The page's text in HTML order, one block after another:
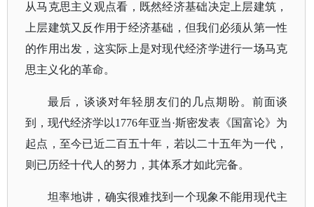
从马克思主义观点看，既然经济基础决定上层建筑，
上层建筑又反作用于经济基础，但我们必须从第一性
的作用出发，这实际上是对现代经济学进行一场马克
思主义化的革命。
最后， 谈谈对年轻朋友们的几点期盼。 前面谈
到，现代经济学以1776年亚当·斯密发表 《国富论》 为
起点，至今已近二百五十年，若以二十五年为一代，
则已历经十代人的努力，其体系才如此完备。
坦率地讲，确实很难找到一个现象不能用现代主